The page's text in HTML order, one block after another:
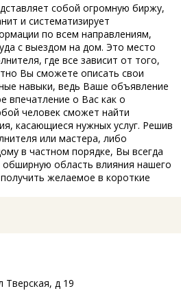
собой огромную биржу,
и систематизирует
по всем направлениям,
с выездом на дом. Это место
где все зависит от того,
Вы сможете описать свои
навыки, ведь Ваше объявление
впечатление о Вас как о
человек сможет найти
касающиеся нужных услуг. Решив
или мастера, либо
в частном порядке, Вы всегда
область влияния нашего
желаемое в короткие
Тверская, д 19